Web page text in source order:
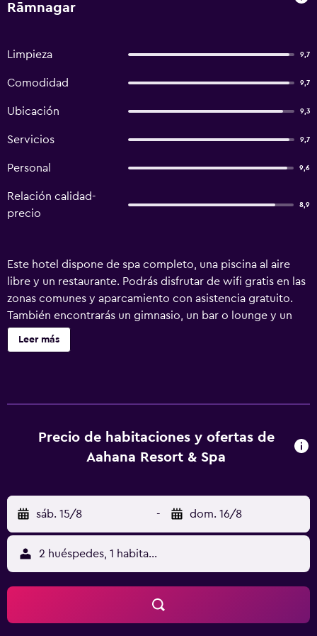
Rāmnagar
Limpieza 9,7
Comodidad 9,7
Ubicación 9,3
Servicios 9,7
Personal 9,6
Relación calidad-
precio
8,9
Este hotel dispone de spa completo, una piscina al aire
libre y un restaurante. Podrás disfrutar de wifi gratis en las
zonas comunes y aparcamiento con asistencia gratuito.
También encontrarás un gimnasio, un bar o lounge y un
bar junto a la piscina. Se ofrece servicio de cambio de
toallas a petición. Aahana Resort & Spa - Jim Corbett
de cama de alta calidad. Se ofrece una televisión LCD de
42 pulgadas con canales por satélite. Los baños están
gratis con una velocidad de 100 Mbps o más (para 1 o 2
personas, o hasta 6 dispositivos). Los servicios para las
personas de negocios incluyen escritorio y teléfono. Las
habitaciones también incluyen botella de agua gratuita y
cafetera y tetera. Es posible solicitar cambio de toallas y
cambio de sábanas. Se ofrece servicio nocturno de
descubierta y servicio de limpieza todos los días. En el
alojamiento hay piscina al aire libre, piscina infantil y
Leer más
Precio de habitaciones y ofertas de
Aahana Resort & Spa
sáb. 15/8 - dom. 16/8
2 huéspedes, 1 habitación